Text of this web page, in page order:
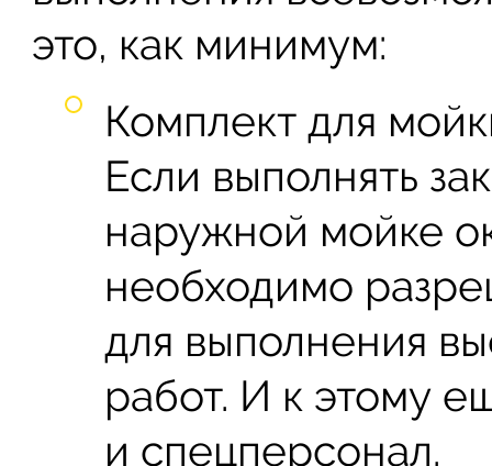
это, как минимум:
Комплект для
Если выполнять
наружной мойке
необходимо
для выполнения
работ. И к этому
и спецперсонал.